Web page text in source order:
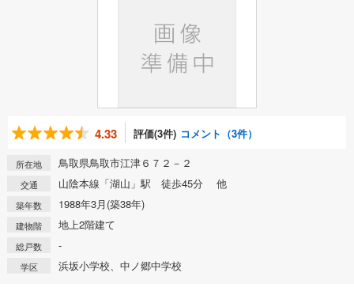
4.33 評価(3件) コメント（3件）
所在地 鳥取県鳥取市江津６７２－２
交通 山陰本線「湖山」駅 徒歩45分 他
築年数 1988年3月(築38年)
建物階 地上2階建て
総戸数 -
学区 浜坂小学校、中ノ郷中学校